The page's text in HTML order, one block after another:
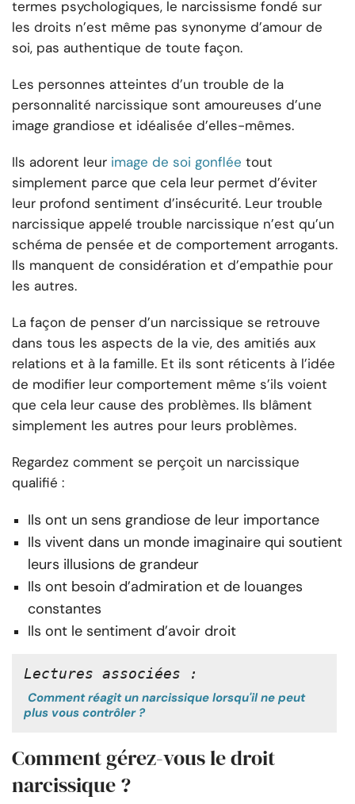
termes psychologiques, le narcissisme fondé sur
les droits n’est même pas synonyme d’amour de
soi, pas authentique de toute façon.
Les personnes atteintes d’un trouble de la
personnalité narcissique sont amoureuses d’une
image grandiose et idéalisée d’elles-mêmes.
Ils adorent leur image de soi gonflée tout
simplement parce que cela leur permet d’éviter
leur profond sentiment d’insécurité. Leur trouble
narcissique appelé trouble narcissique n’est qu’un
schéma de pensée et de comportement arrogants.
Ils manquent de considération et d’empathie pour
les autres.
La façon de penser d’un narcissique se retrouve
dans tous les aspects de la vie, des amitiés aux
relations et à la famille. Et ils sont réticents à l’idée
de modifier leur comportement même s’ils voient
que cela leur cause des problèmes. Ils blâment
simplement les autres pour leurs problèmes.
Regardez comment se perçoit un narcissique
qualifié :
Ils ont un sens grandiose de leur importance
Ils vivent dans un monde imaginaire qui soutient
leurs illusions de grandeur
Ils ont besoin d’admiration et de louanges
constantes
Ils ont le sentiment d’avoir droit
Lectures associées :
Comment réagit un narcissique lorsqu'il ne peut
plus vous contrôler ?
Comment gérez-vous le droit
narcissique ?